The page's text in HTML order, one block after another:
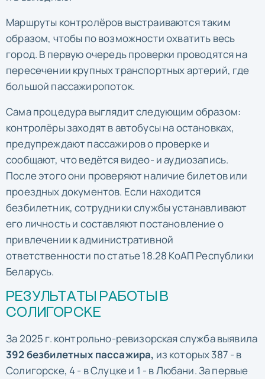
Маршруты контролёров выстраиваются таким
образом, чтобы по возможности охватить весь
город. В первую очередь проверки проводятся на
пересечении крупных транспортных артерий, где
большой пассажиропоток.
Сама процедура выглядит следующим образом:
контролёры заходят в автобусы на остановках,
предупреждают пассажиров о проверке и
сообщают, что ведётся видео- и аудиозапись.
После этого они проверяют наличие билетов или
проездных документов. Если находится
безбилетник, сотрудники службы устанавливают
его личность и составляют постановление о
привлечении к административной
ответственности по статье 18.28 КоАП Республики
Беларусь.
РЕЗУЛЬТАТЫ РАБОТЫ В
СОЛИГОРСКЕ
За 2025 г. контрольно-ревизорская служба выявила
392 безбилетных пассажира, из которых 387 - в
Солигорске, 4 - в Слуцке и 1 - в Любани. За первые